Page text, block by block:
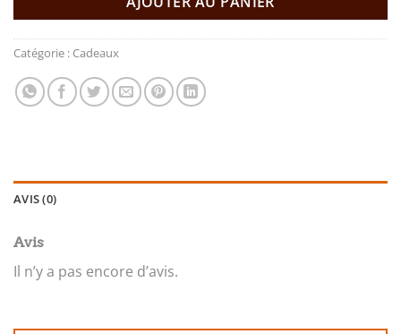
Catégorie : Cadeaux
AVIS (0)
Avis
Il n’y a pas encore d’avis.